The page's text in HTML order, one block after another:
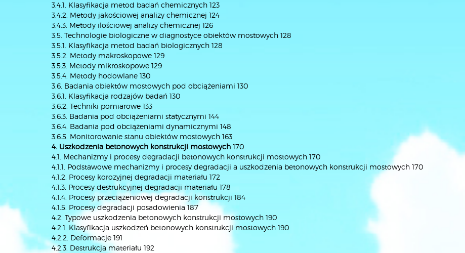
3.4.1. Klasyfikacja metod badań chemicznych 123
3.4.2. Metody jakościowej analizy chemicznej 124
3.4.3. Metody ilościowej analizy chemicznej 126
3.5. Technologie biologiczne w diagnostyce obiektów mostowych 128
3.5.1. Klasyfikacja metod badań biologicznych 128
3.5.2. Metody makroskopowe 129
3.5.3. Metody mikroskopowe 129
3.5.4. Metody hodowlane 130
3.6. Badania obiektów mostowych pod obciążeniami 130
3.6.1. Klasyfikacja rodzajów badań 130
3.6.2. Techniki pomiarowe 133
3.6.3. Badania pod obciążeniami statycznymi 144
3.6.4. Badania pod obciążeniami dynamicznymi 148
3.6.5. Monitorowanie stanu obiektów mostowych 163
4. Uszkodzenia betonowych konstrukcji mostowych 170
4.1. Mechanizmy i procesy degradacji betonowych konstrukcji mostowych 170
4.1.1. Podstawowe mechanizmy i procesy degradacji a uszkodzenia betonowych konstrukcji mostowych 170
4.1.2. Procesy korozyjnej degradacji materiału 172
4.1.3. Procesy destrukcyjnej degradacji materiału 178
4.1.4. Procesy przeciążeniowej degradacji konstrukcji 184
4.1.5. Procesy degradacji posadowienia 187
4.2. Typowe uszkodzenia betonowych konstrukcji mostowych 190
4.2.1. Klasyfikacja uszkodzeń betonowych konstrukcji mostowych 190
4.2.2. Deformacje 191
4.2.3. Destrukcja materiału 192